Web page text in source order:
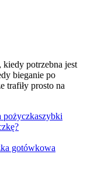
kiedy potrzebna jest
bieganie po
trafiły prosto na
pożyczkaszybki
gotówkowa